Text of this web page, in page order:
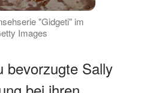
"Gidgeti" im
Images
bevorzugte Sally